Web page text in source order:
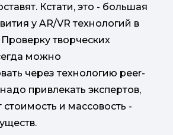
Кстати, это - большая
у AR/VR технологий в
творческих
можно
через технологию peer-
привлекать экспертов,
стоимость и массовость -